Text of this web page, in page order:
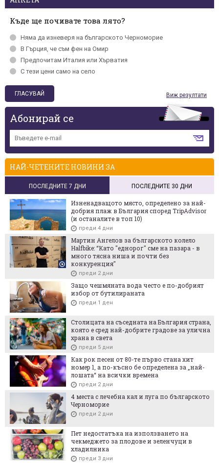
Къде ще почивате това лято?
Няма да изневеря на българското Черномориe
В Гърция, че съм фен на Омир
Предпочитам Италия или Хърватия
С тези цени само на село
Виж резултати
Абонирай се
НАЙ-ЧЕТЕНИТЕ НОВИНИ ЗА
ПОСЛЕДНИТЕ 7 ДНИ ПОСЛЕДНИТЕ 30 ДНИ
Изненадващото място, определено за най-
добрия плаж в България според TripAdvisor
(и останалите в топ 10)
преди 4 дни
Мартин Ангелов за българското колело
Halfbike: “Като "еднорог" сме на пазара - в
много тясна ниша и почти без
конкуренция"
преди 2 дни
Защо чешмяната вода често е по-добрият
избор от бутилираната
преди 1 ден
Столицата на съседната на България страна,
която е сред най-добрите градове за улична
храна в света
преди 5 дни
Как рок песен от 80-те първо стана хит
номер 1, а по-късно бе определена за „най-
лошата“ на всички времена
преди 2 дни
4 места с лечебна кал и луга по българското
Черноморие
преди 2 дни
Пет недостатъка на използването на
чекмеджето за плодове и зеленчуци в
хладилника
преди 3 дни